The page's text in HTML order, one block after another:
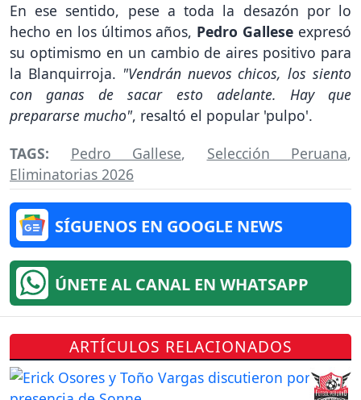
En ese sentido, pese a toda la desazón por lo
hecho en los últimos años, Pedro Gallese expresó
su optimismo en un cambio de aires positivo para
la Blanquirroja. "Vendrán nuevos chicos, los siento
con ganas de sacar esto adelante. Hay que
prepararse mucho", resaltó el popular 'pulpo'.
TAGS: Pedro Gallese, Selección Peruana,
Eliminatorias 2026
SÍGUENOS EN GOOGLE NEWS
ÚNETE AL CANAL EN WHATSAPP
ARTÍCULOS RELACIONADOS